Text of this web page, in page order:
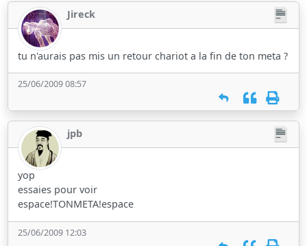
Jireck
tu n'aurais pas mis un retour chariot a la fin de ton meta ?
25/06/2009 08:57
jpb
yop
essaies pour voir
espace!TONMETA!espace
25/06/2009 12:03